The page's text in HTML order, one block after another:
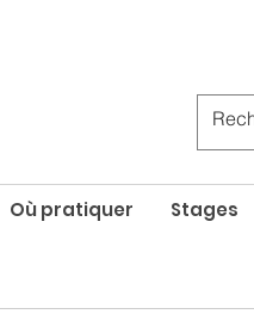
Où pratiquer Stages